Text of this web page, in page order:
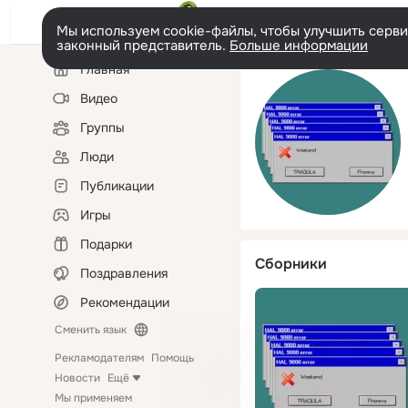
Мы используем cookie-файлы, чтобы улучшить
законный представитель. Больше информации
Левая
колонкаГлавная
Видео
Группы
Люди
Публикации
Игры
Подарки
Поздравления
Рекомендации
Сменить язык
Рекламодателям Помощь
Новости Ещё
Мы применяем
Сборники